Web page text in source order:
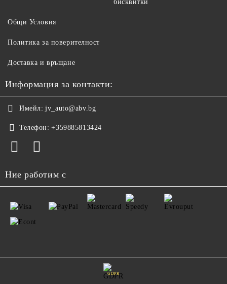
бисквитки
Общи Условия
Политика за поверителност
Доставка и връщане
Информация за контакти:
Имейл: jv_auto@abv.bg
Телефон: +359885813424
Ние работим с
GDPR